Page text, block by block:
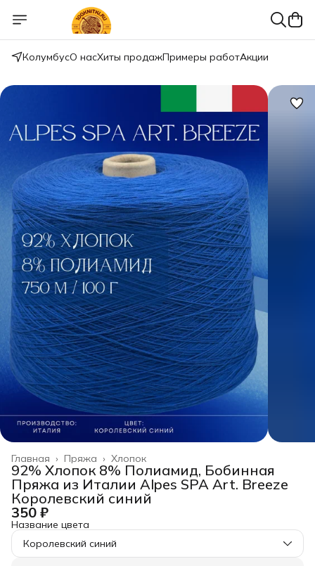
КолумбусО насХиты продажПримеры работАкции
Хлопок
Пряжа ›
Главная ›
92% Хлопок 8% Полиамид, Бобинная
Пряжа из Италии Alpes SPA Art. Breeze
Королевский синий
350 ₽
Название цвета
Королевский синий